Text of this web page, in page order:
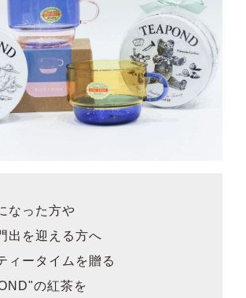
なった方や
出を迎える方へ
ィータイムを贈る
の紅茶を